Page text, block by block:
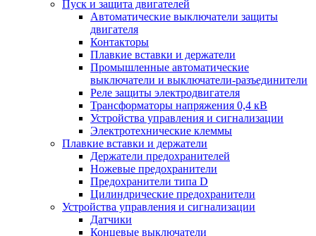
Пуск и защита двигателей
Автоматические выключатели защиты
двигателя
Контакторы
Плавкие вставки и держатели
Промышленные автоматические
выключатели и выключатели-разъединители
Реле защиты электродвигателя
Трансформаторы напряжения 0,4 кВ
Устройства управления и сигнализации
Электротехнические клеммы
Плавкие вставки и держатели
Держатели предохранителей
Ножевые предохранители
Предохранители типа D
Цилиндрические предохранители
Устройства управления и сигнализации
Датчики
Концевые выключатели